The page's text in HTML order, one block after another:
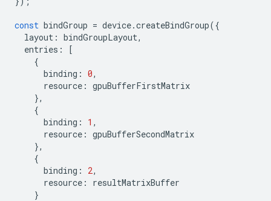
const bindGroup = device.createBindGroup({
layout : bindGroupLayout,
entries :
[
{
binding : 0,
resource : gpuBufferFirstMatrix
},
{
binding : 1 ,
resource : gpuBufferSecondMatrix
},
{
binding : 2,
resource :
resultMatrixBuffer
}